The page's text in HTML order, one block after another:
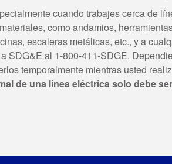
cuando trabajes cerca de
como andamios,
escaleras metálicas, etc., y a
SDG&E al 1-800-411-SDGE.
temporalmente mientras usted
de una línea eléctrica solo debe